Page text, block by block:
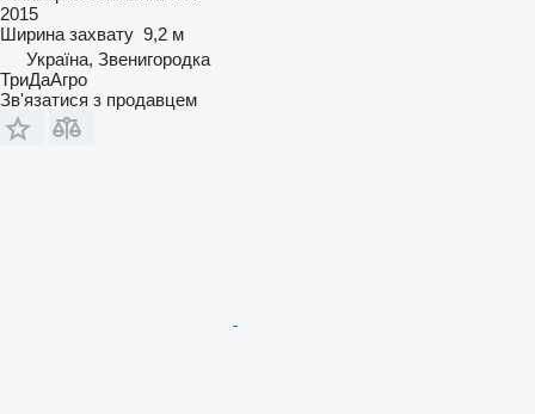
2015
Ширина захвату 9,2 м
Україна, Звенигородка
ТриДаАгро
Зв'язатися з продавцем